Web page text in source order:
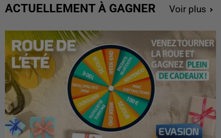
ACTUELLEMENT À GAGNER Voir plus